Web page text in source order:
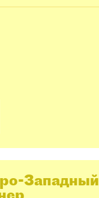
Западный